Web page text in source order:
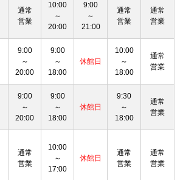
通常
営業
10:00
～
20:00
9:00
～
21:00
通常
営業
通常
営業
9:00
～
20:00
9:00
～
18:00
休館日
10:00
～
18:00
通常
営業
9:00
～
20:00
9:00
～
18:00
休館日
9:30
～
18:00
通常
営業
通常
営業
10:00
～
17:00
休館日
通常
営業
通常
営業